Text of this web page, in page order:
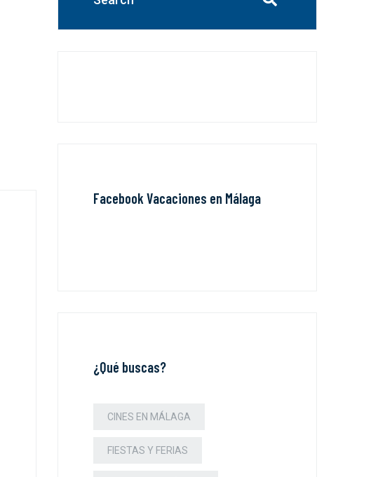
Facebook Vacaciones en Málaga
¿Qué buscas?
CINES EN MÁLAGA
FIESTAS Y FERIAS